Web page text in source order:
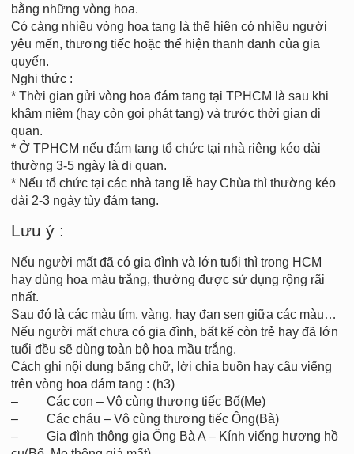
bằng những vòng hoa.
Có càng nhiều vòng hoa tang là thể hiện có nhiều người
yêu mến, thương tiếc hoặc thể hiện thanh danh của gia
quyến.
Nghi thức :
* Thời gian gửi vòng hoa đám tang tại TPHCM là sau khi
khâm niệm (hay còn gọi phát tang) và trước thời gian di
quan.
* Ở TPHCM nếu đám tang tổ chức tại nhà riêng kéo dài
thường 3-5 ngày là di quan.
* Nếu tổ chức tại các nhà tang lễ hay Chùa thì thường kéo
dài 2-3 ngày tùy đám tang.
Lưu ý :
Nếu người mất đã có gia đình và lớn tuổi thì trong HCM
hay dùng hoa màu trắng, thường được sử dụng rộng rãi
nhất.
Sau đó là các màu tím, vàng, hay đan sen giữa các màu…
Nếu người mất chưa có gia đình, bất kể còn trẻ hay đã lớn
tuổi đều sẽ dùng toàn bộ hoa mầu trắng.
Cách ghi nội dung băng chữ, lời chia buồn hay câu viếng
trên vòng hoa đám tang : (h3)
– Các con – Vô cùng thương tiếc Bố(Mẹ)
– Các cháu – Vô cùng thương tiếc Ông(Bà)
– Gia đình thông gia Ông Bà A – Kính viếng hương hồ